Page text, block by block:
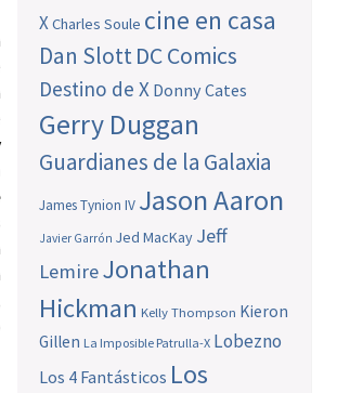
XCharles Soule cine en casa
Dan SlottDC Comics
Destino de X Donny Cates
Gerry Duggan
Guardianes de la Galaxia
James Tynion IV Jason Aaron
Javier Garrón Jed MacKay Jeff
LemireJonathan
Hickman Kelly Thompson Kieron
Gillen La Imposible Patrulla-X Lobezno
Los 4 Fantásticos Los